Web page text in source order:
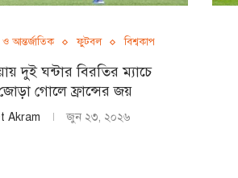
আন্তর্জাতিক ফুটবল বিশ্বকাপ
দুই ঘন্টার বিরতির ম্যাচে
গোলে ফ্রান্সের জয়
Akram জুন ২৩, ২০২৬